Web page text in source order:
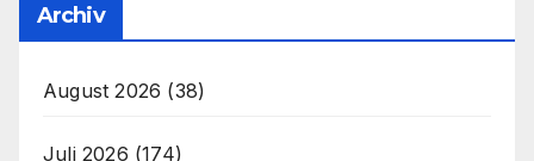
Archiv
August 2026 (38)
Juli 2026 (174)